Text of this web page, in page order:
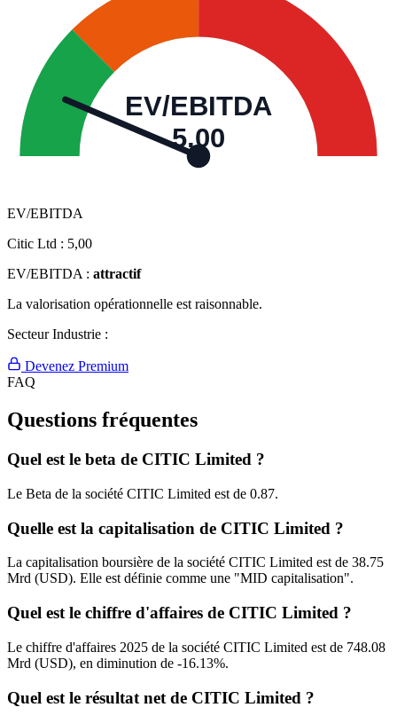
EV/EBITDA
5,00
EV/EBITDA
Citic Ltd : 5,00
EV/EBITDA : attractif
La valorisation opérationnelle est raisonnable.
Secteur Industrie :
Devenez Premium
FAQ
Questions fréquentes
Quel est le beta de CITIC Limited ?
Le Beta de la société CITIC Limited est de 0.87.
Quelle est la capitalisation de CITIC Limited ?
La capitalisation boursière de la société CITIC Limited est de 38.75
Mrd (USD). Elle est définie comme une "MID capitalisation".
Quel est le chiffre d'affaires de CITIC Limited ?
Le chiffre d'affaires 2025 de la société CITIC Limited est de 748.08
Mrd (USD), en diminution de -16.13%.
Quel est le résultat net de CITIC Limited ?